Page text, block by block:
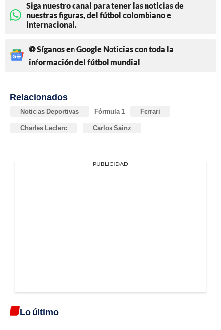
Siga nuestro canal para tener las noticias de
nuestras figuras, del fútbol colombiano e
internacional.
⚽ Síganos en Google Noticias con toda la
información del fútbol mundial
Relacionados
Noticias Deportivas Fórmula 1 Ferrari
Charles Leclerc Carlos Sainz
PUBLICIDAD
Lo último